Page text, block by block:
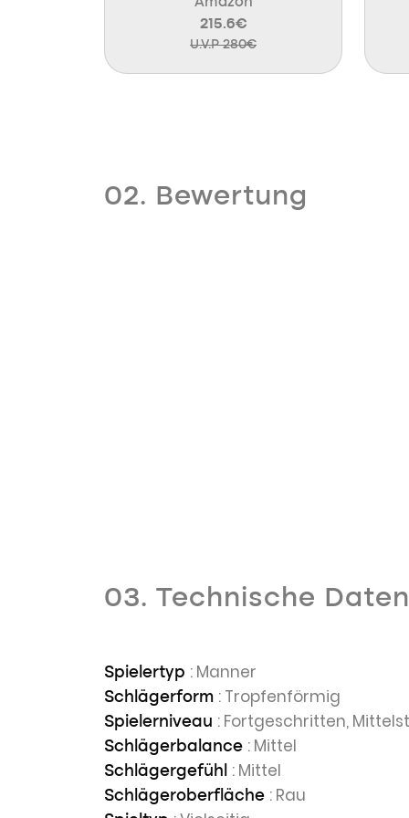
215.6€
U.V.P 280€
02. Bewertung
03. Technische Daten
Spielertyp : Manner
Schlägerform : Tropfenförmig
Spielerniveau : Fortgeschritten,
Schlägerbalance : Mittel
Schlägergefühl : Mittel
Schlägeroberfläche : Rau